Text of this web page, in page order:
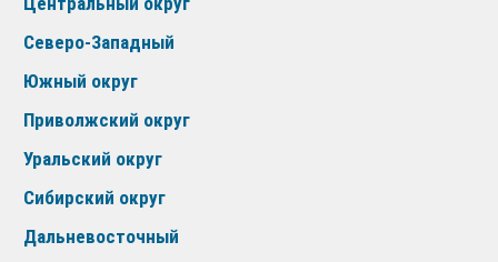
Северо-Западный
Южный округ
Приволжский округ
Уральский округ
Сибирский округ
Дальневосточный